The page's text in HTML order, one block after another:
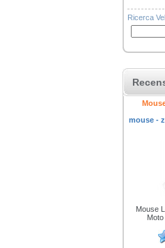
Ricerca
mouse -
Mouse